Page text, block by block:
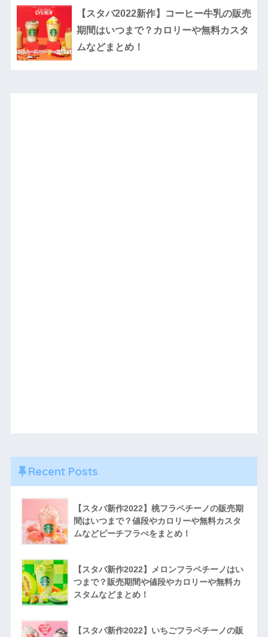
【スタバ2022新作】コーヒー牛乳の販売
期間はいつまで？カロリーや無料カスタ
ムなどまとめ！
Recent Posts
【スタバ新作2022】桃フラペチーノの販売期
間はいつまで？値段やカロリーや無料カスタ
ムなどピーチフラぺをまとめ！
【スタバ新作2022】メロンフラペチーノはい
つまで？販売期間や値段やカロリーや無料カ
スタムなどまとめ！
【スタバ新作2022】いちごフラペチーノの販